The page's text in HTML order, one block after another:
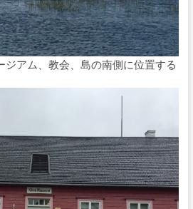
ジアム、教会、島の南側に位置する